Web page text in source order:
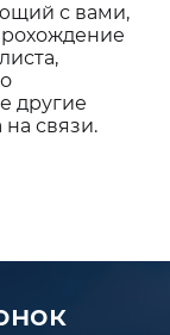
с вами,
другие
связи.